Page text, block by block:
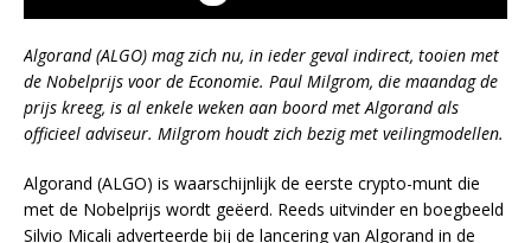
Algorand (ALGO) mag zich nu, in ieder geval indirect, tooien met
de Nobelprijs voor de Economie. Paul Milgrom, die maandag de
prijs kreeg, is al enkele weken aan boord met Algorand als
officieel adviseur. Milgrom houdt zich bezig met veilingmodellen.
Algorand (ALGO) is waarschijnlijk de eerste crypto-munt die
met de Nobelprijs wordt geëerd. Reeds uitvinder en boegbeeld
Silvio Micali adverteerde bij de lancering van Algorand in de